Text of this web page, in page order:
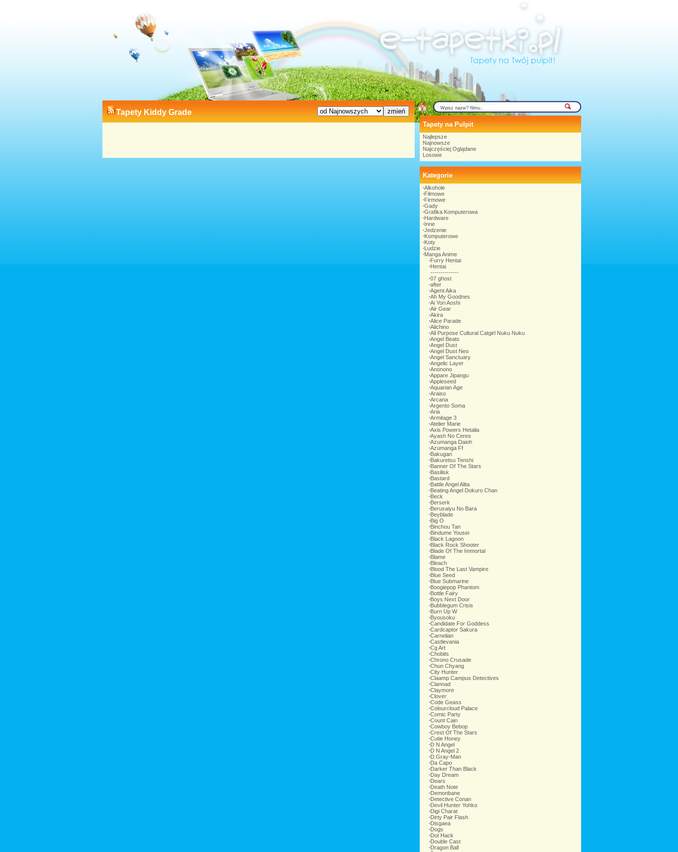
Tapety Kiddy Grade
Tapety na Pulpit
Najlepsze
Najnowsze
Najczęściej Oglądane
Losowe
Kategorie
∙Alkohole
∙Filmowe
∙Firmowe
∙Gady
∙Grafika Komputerowa
∙Hardware
∙Inne
∙Jedzenie
∙Komputerowe
∙Koty
∙Ludzie
∙Manga Anime
∙Furry Hentai
∙Hentai
--------------
∙07 ghost
∙after
∙Agent Aika
∙Ah My Goodnes
∙Ai Yori Aoshi
∙Air Gear
∙Akira
∙Alice Parade
∙Alichino
∙All Purpose Cultural Catgirl Nuku Nuku
∙Angel Beats
∙Angel Dust
∙Angel Dust Neo
∙Angel Sanctuary
∙Angelic Layer
∙Anonono
∙Appare Jipangu
∙Appleseed
∙Aquarian Age
∙Araiso
∙Arcana
∙Argento Soma
∙Aria
∙Armitage 3
∙Atelier Marie
∙Axis Powers Hetalia
∙Ayash No Ceres
∙Azumanga Daioh
∙Azumanga Ff
∙Bakugan
∙Bakuretsu Tenshi
∙Banner Of The Stars
∙Basilisk
∙Bastard
∙Battle Angel Alita
∙Beating Angel Dokuro Chan
∙Beck
∙Berserk
∙Berusaiyu No Bara
∙Beyblade
∙Big O
∙Binchou Tan
∙Bindume Yousei
∙Black Lagoon
∙Black Rock Shooter
∙Blade Of The Immortal
∙Blame
∙Bleach
∙Blood The Last Vampire
∙Blue Seed
∙Blue Submarine
∙Boogiepop Phantom
∙Bottle Fairy
∙Boys Next Door
∙Bubblegum Crisis
∙Burn Up W
∙Byousoku
∙Candidate For Goddess
∙Cardcaptor Sakura
∙Carnelian
∙Castlevania
∙Cg Art
∙Chobits
∙Chrono Crusade
∙Chun Chyang
∙City Hunter
∙Claamp Campus Detectives
∙Clannad
∙Claymore
∙Clover
∙Code Geass
∙Colourcloud Palace
∙Comic Party
∙Count Cain
∙Cowboy Bebop
∙Crest Of The Stars
∙Cutie Honey
∙D N Angel
∙D N Angel 2
∙D.Gray-Man
∙Da Capo
∙Darker Than Black
∙Day Dream
∙Dears
∙Death Note
∙Demonbane
∙Detective Conan
∙Devil Hunter Yohko
∙Digi Charat
∙Dirty Pair Flash
∙Disgaea
∙Dogs
∙Dot Hack
∙Double Cast
∙Dragon Ball